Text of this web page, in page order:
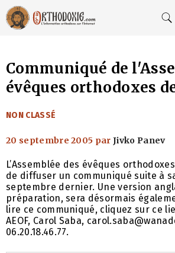
Aller
au
contenu
Communiqué de
évêques orthodoxes
CATÉGORIES
NON CLASSÉ
20 septembre 2005 parJivko Panev
L’Assemblée des évêques
de diffuser un communiqué suite à
septembre dernier. Une version
préparation, sera désormais
lire ce communiqué, cliquez sur ce
AEOF, Carol Saba,
06.20.18.46.77.